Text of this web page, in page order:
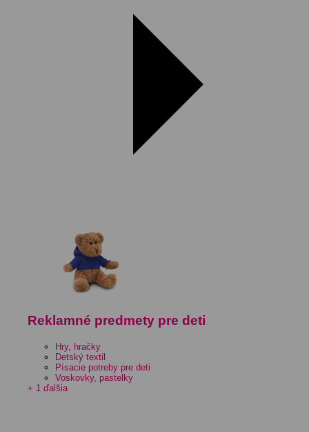
Reklamné predmety pre deti
Hry, hračky
Detský textil
Písacie potreby pre deti
Voskovky, pastelky
+ 1 ďalšia